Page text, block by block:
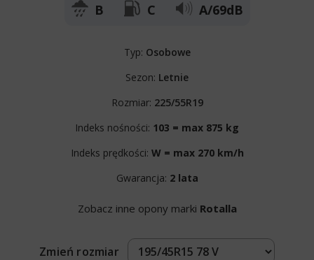
B C A/69dB
Typ: Osobowe
Sezon: Letnie
Rozmiar: 225/55R19
Indeks nośności: 103 = max 875 kg
Indeks prędkości: W = max 270 km/h
Gwarancja: 2 lata
Zobacz inne opony marki Rotalla
Zmień rozmiar